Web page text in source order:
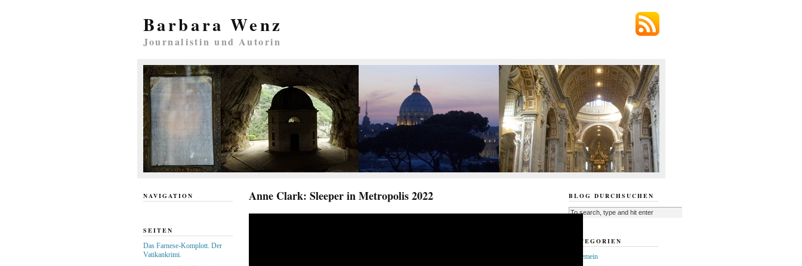
Barbara Wenz
Journalistin und Autorin
Anne Clark: Sleeper in Metropolis 2022
NAVIGATION
SEITEN
Das Farnese-Komplott. Der
Vatikankrimi.
BLOG DURCHSUCHEN
KATEGORIEN
Allgemein